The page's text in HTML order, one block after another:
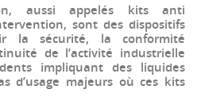
, aussi appelés kits anti
, sont des dispositifs
la sécurité, la conformité
de l’activité industrielle
impliquant des liquides
d’usage majeurs où ces kits